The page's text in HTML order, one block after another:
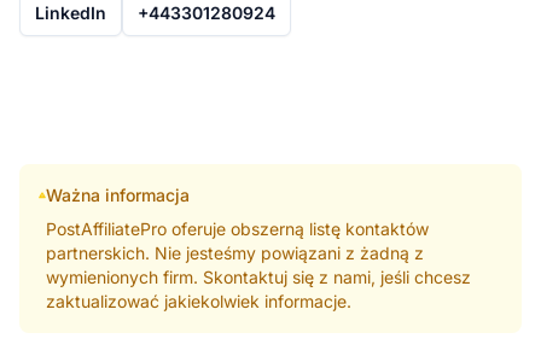
LinkedIn +443301280924
Ważna informacja
PostAffiliatePro oferuje obszerną listę kontaktów
partnerskich. Nie jesteśmy powiązani z żadną z
wymienionych firm. Skontaktuj się z nami, jeśli chcesz
zaktualizować jakiekolwiek informacje.